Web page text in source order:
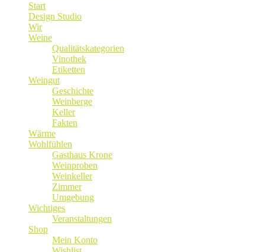
Start
Design Studio
Wir
Weine
Qualitätskategorien
Vinothek
Etiketten
Weingut
Geschichte
Weinberge
Keller
Fakten
Wärme
Wohlfühlen
Gasthaus Krone
Weinproben
Weinkeller
Zimmer
Umgebung
Wichtiges
Veranstaltungen
Shop
Mein Konto